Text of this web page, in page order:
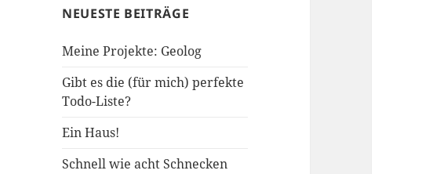
NEUESTE BEITRÄGE
Meine Projekte: Geolog
Gibt es die (für mich) perfekte
Todo-Liste?
Ein Haus!
Schnell wie acht Schnecken